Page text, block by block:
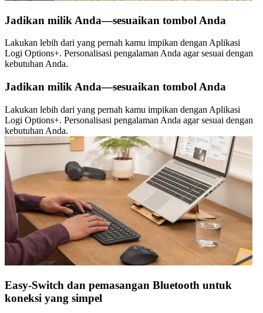
Jadikan milik Anda—sesuaikan tombol Anda
Lakukan lebih dari yang pernah kamu impikan dengan Aplikasi
Logi Options+. Personalisasi pengalaman Anda agar sesuai dengan
kebutuhan Anda.
Jadikan milik Anda—sesuaikan tombol Anda
Lakukan lebih dari yang pernah kamu impikan dengan Aplikasi
Logi Options+. Personalisasi pengalaman Anda agar sesuai dengan
kebutuhan Anda.
Easy-Switch dan pemasangan Bluetooth untuk
koneksi yang simpel